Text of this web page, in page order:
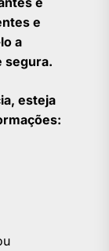
e
a
segura.
esteja